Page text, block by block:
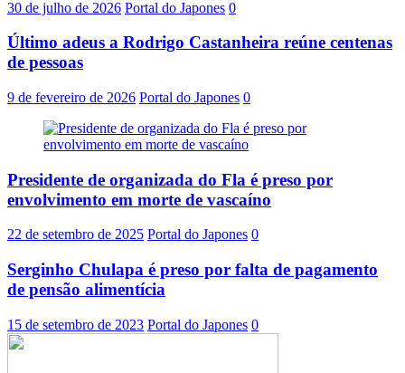
30 de julho de 2026 Portal do Japones 0
Último adeus a Rodrigo Castanheira reúne centenas
de pessoas
9 de fevereiro de 2026 Portal do Japones 0
Presidente de organizada do Fla é preso por
envolvimento em morte de vascaíno
22 de setembro de 2025 Portal do Japones 0
Serginho Chulapa é preso por falta de pagamento
de pensão alimentícia
15 de setembro de 2023 Portal do Japones 0